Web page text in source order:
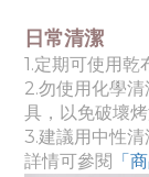
日常清潔
1.定期可使用乾
2.勿使用化學
具，以免破壞烤
3.建議用中性清
詳情可參閱 「